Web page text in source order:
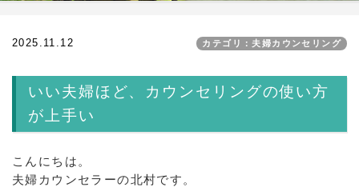
2025.11.12 カテゴリ：夫婦カウンセリング
いい夫婦ほど、カウンセリングの使い方
が上手い
こんにちは。
夫婦カウンセラーの北村です。